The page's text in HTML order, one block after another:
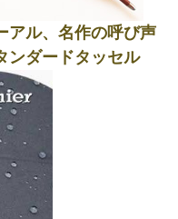
アル、名作の呼び声
ンダードタッセル